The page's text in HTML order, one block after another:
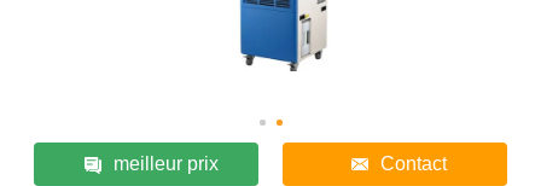
meilleur prix Contact